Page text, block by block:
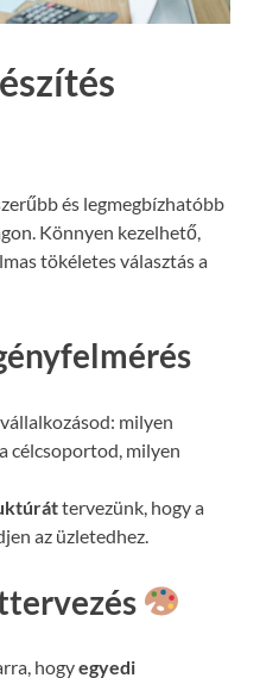
és legmegbízhatóbb
Könnyen kezelhető,
tökéletes választás a
milyen
célcsoportod, milyen
tervezünk, hogy a
az üzletedhez.
hogyegyedi